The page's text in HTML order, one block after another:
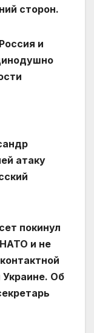
сторон.
и
атаку
покинул
и не
Об